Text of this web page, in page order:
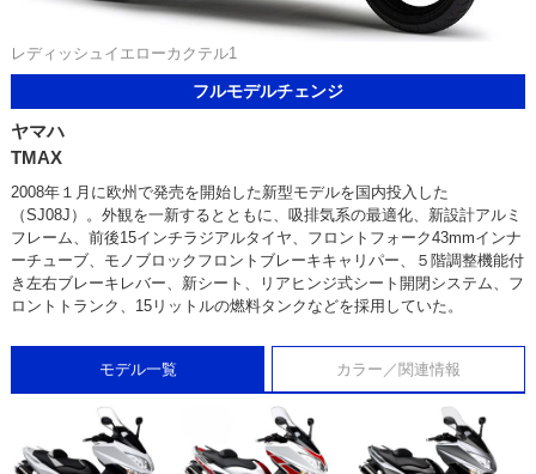
レディッシュイエローカクテル1
フルモデルチェンジ
ヤマハ
TMAX
2008年１月に欧州で発売を開始した新型モデルを国内投入した
（SJ08J）。外観を一新するとともに、吸排気系の最適化、新設計アルミ
フレーム、前後15インチラジアルタイヤ、フロントフォーク43mmインナ
ーチューブ、モノブロックフロントブレーキキャリパー、５階調整機能付
き左右ブレーキレバー、新シート、リアヒンジ式シート開閉システム、フ
ロントトランク、15リットルの燃料タンクなどを採用していた。
モデル一覧 カラー／関連情報